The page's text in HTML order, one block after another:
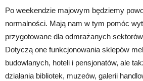
Po weekendzie majowym będziemy
normalności. Mają nam w tym pomóc
przygotowane dla odmrażanych
Dotyczą one funkcjonowania sklepów
budowlanych, hoteli i pensjonatów, ale
działania bibliotek, muzeów, galerii